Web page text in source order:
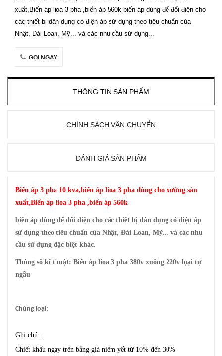
xuất,Biến áp lioa 3 pha ,biến áp 560k biến áp dùng để đổi điện cho
các thiết bị dân dụng có điện áp sử dụng theo tiêu chuẩn của
Nhật, Đài Loan, Mỹ... và các nhu cầu sử dụng...
GỌI NGAY
THÔNG TIN SẢN PHẨM
CHÍNH SÁCH VẬN CHUYỂN
ĐÁNH GIÁ SẢN PHẨM
Biến áp 3 pha 10 kva,biến áp lioa 3 pha dùng cho xưởng sản
xuất,Biến áp lioa 3 pha ,biến áp 560k
biến áp dùng để đổi điện cho các thiết bị dân dụng có điện áp
sử dụng theo tiêu chuẩn của Nhật, Đài Loan, Mỹ... và các nhu
cầu sử dụng đặc biệt khác.
Thông số kĩ thuật: Biến áp lioa 3 pha 380v xuống 220v lọại tự
ngẫu
Chủng loại:
Ghi chú :
Chiết khấu ngay trên bảng giá niêm yết từ 10% đến 30%